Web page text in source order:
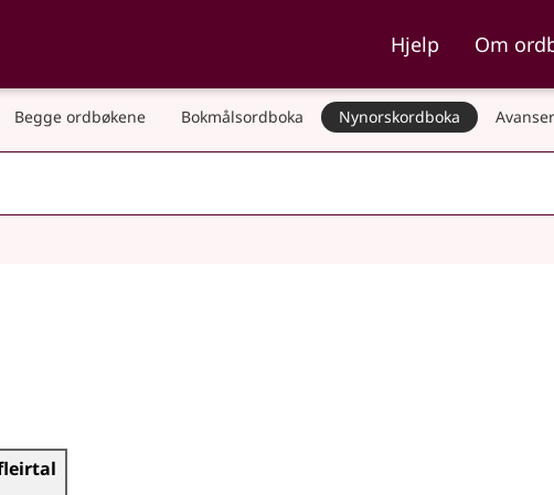
og NynorskordbokaHjelp Om
Begge ordbøkene Bokmålsordboka Nynorskordboka